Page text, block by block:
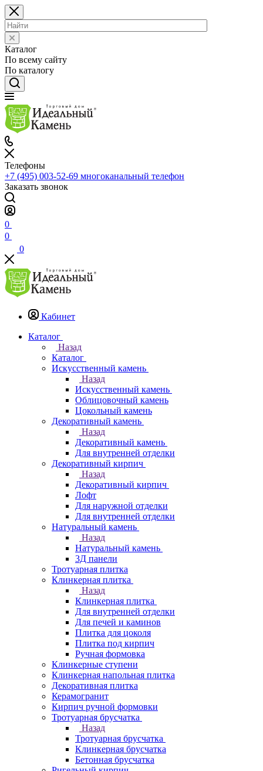
Каталог
По всему сайту
По каталогу
Телефоны
+7 (495) 003-52-69 многоканальный телефон
Заказать звонок
0
0
0
Кабинет
Каталог
Назад
Каталог
Искусственный камень
Назад
Искусственный камень
Облицовочный камень
Цокольный камень
Декоративный камень
Назад
Декоративный камень
Для внутренней отделки
Декоративный кирпич
Назад
Декоративный кирпич
Лофт
Для наружной отделки
Для внутренней отделки
Натуральный камень
Назад
Натуральный камень
3Д панели
Тротуарная плитка
Клинкерная плитка
Назад
Клинкерная плитка
Для внутренней отделки
Для печей и каминов
Плитка для цоколя
Плитка под кирпич
Ручная формовка
Клинкерные ступени
Клинкерная напольная плитка
Декоративная плитка
Керамогранит
Кирпич ручной формовки
Тротуарная брусчатка
Назад
Тротуарная брусчатка
Клинкерная брусчатка
Бетонная брусчатка